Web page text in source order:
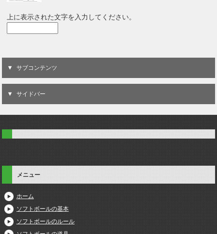
上に表示された文字を入力してください。
サブコンテンツ
サイドバー
メニュー
ホーム
ソフトボールの基本
ソフトボールのルール